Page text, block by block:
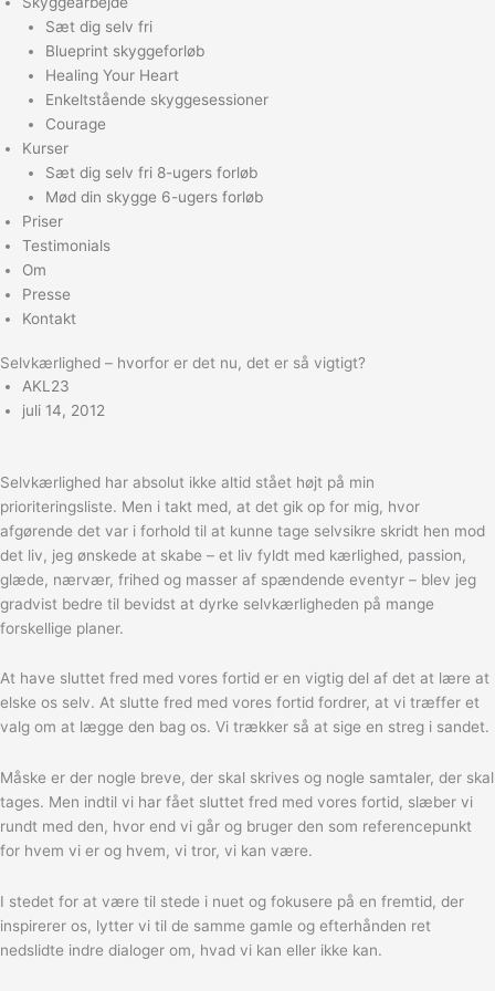
Sæt dig selv fri
Blueprint skyggeforløb
Healing Your Heart
Enkeltstående skyggesessioner
Courage
Kurser
Sæt dig selv fri 8-ugers forløb
Mød din skygge 6-ugers forløb
Priser
Testimonials
Om
Presse
Kontakt
Selvkærlighed – hvorfor er det nu, det er så vigtigt?
AKL23
juli 14, 2012
Selvkærlighed har absolut ikke altid stået højt på min
prioriteringsliste. Men i takt med, at det gik op for mig, hvor
afgørende det var i forhold til at kunne tage selvsikre skridt hen mod
det liv, jeg ønskede at skabe – et liv fyldt med kærlighed, passion,
glæde, nærvær, frihed og masser af spændende eventyr – blev jeg
gradvist bedre til bevidst at dyrke selvkærligheden på mange
forskellige planer.
At have sluttet fred med vores fortid er en vigtig del af det at lære at
elske os selv. At slutte fred med vores fortid fordrer, at vi træffer et
valg om at lægge den bag os. Vi trækker så at sige en streg i sandet.
Måske er der nogle breve, der skal skrives og nogle samtaler, der skal
tages. Men indtil vi har fået sluttet fred med vores fortid, slæber vi
rundt med den, hvor end vi går og bruger den som referencepunkt
for hvem vi er og hvem, vi tror, vi kan være.
I stedet for at være til stede i nuet og fokusere på en fremtid, der
inspirerer os, lytter vi til de samme gamle og efterhånden ret
nedslidte indre dialoger om, hvad vi kan eller ikke kan.